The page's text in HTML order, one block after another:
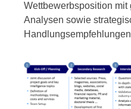
Wettbewerbsposition
Analysen sowie